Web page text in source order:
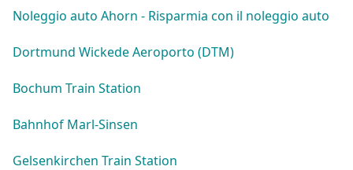
Noleggio auto Ahorn - Risparmia con il noleggio auto
Dortmund Wickede Aeroporto (DTM)
Bochum Train Station
Bahnhof Marl-Sinsen
Gelsenkirchen Train Station